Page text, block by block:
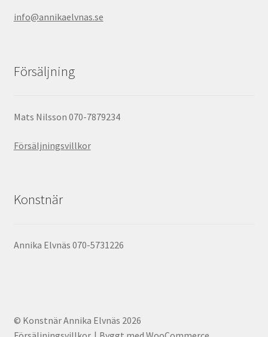
info@annikaelvnas.se
Försäljning
Mats Nilsson 070-7879234
Försäljningsvillkor
Konstnär
Annika Elvnäs 070-5731226
© Konstnär Annika Elvnäs 2026